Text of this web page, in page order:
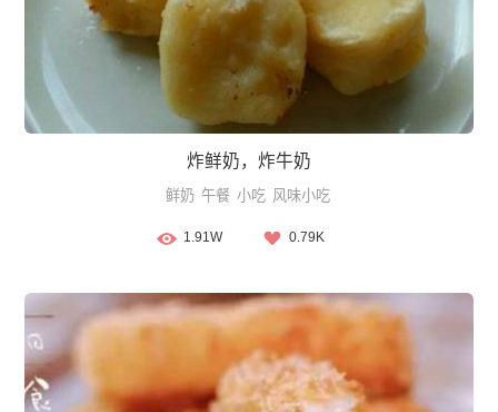
炸鲜奶，炸牛奶
鲜奶 午餐 小吃 风味小吃
1.91W 0.79K